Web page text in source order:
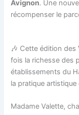
Avignon. Une
récompenser le
🎶 Cette édition des
fois la richesse des
établissements du
la pratique
Madame Valette,